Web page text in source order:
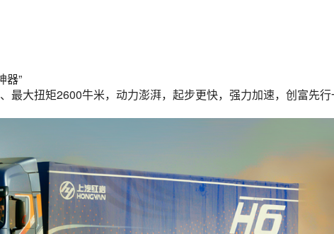
器”
最大扭矩2600牛米，动力澎湃，起步更快，强力加速，创富先行